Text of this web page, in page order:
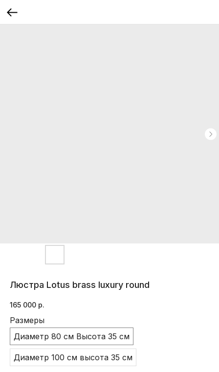
Люстра Lotus brass luxury round
165 000 р.
Размеры
Диаметр 80 см Высота 35 см
Диаметр 100 см высота 35 см